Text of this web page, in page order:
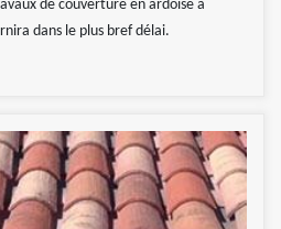
de couverture en ardoise à
dans le plus bref délai.